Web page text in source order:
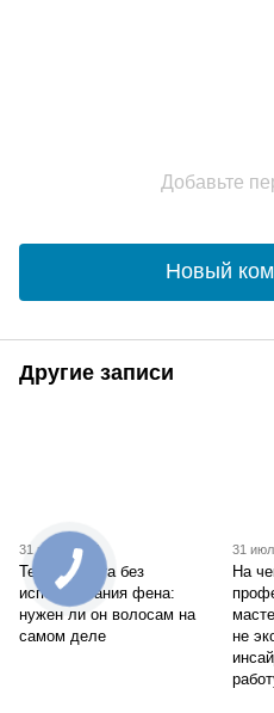
Добавьте
Новый
Другие записи
31 июля 2026
Термозащита без
использования фена:
нужен ли он волосам на
самом деле
31
На
не